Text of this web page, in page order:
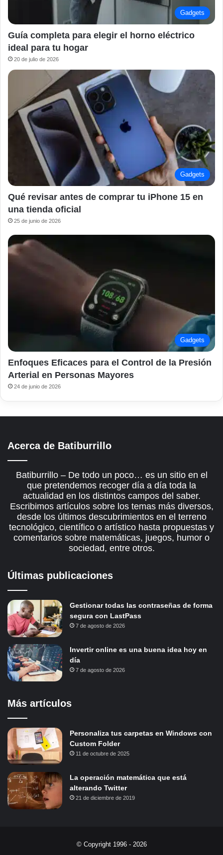
Gadgets
Guía completa para elegir el horno eléctrico
ideal para tu hogar
20 de julio de 2026
Gadgets
Qué revisar antes de comprar tu iPhone 15 en
una tienda oficial
25 de junio de 2026
Gadgets
Enfoques Eficaces para el Control de la Presión
Arterial en Personas Mayores
24 de junio de 2026
Acerca de Batiburrillo
Batiburrillo – De todo un poco… es un sitio en el
que pretendemos recoger día a día toda la
actualidad en los distintos campos del saber.
Escribimos artículos sobre los temas más diversos,
desde los últimos descubrimientos en el terreno
tecnológico, científico o artístico hasta propuestas y
comentarios sobre matemáticas, juegos, humor o
sociedad, entre otros.
Últimas publicaciones
Gestionar todas las contraseñas de forma
segura con LastPass
7 de agosto de 2026
Invertir online es una buena idea hoy en
día
7 de agosto de 2026
Más artículos
Personaliza tus carpetas en Windows con
Custom Folder
11 de octubre de 2025
La operación matemática que está
alterando Twitter
21 de diciembre de 2019
© Copyright 1996 - 2026